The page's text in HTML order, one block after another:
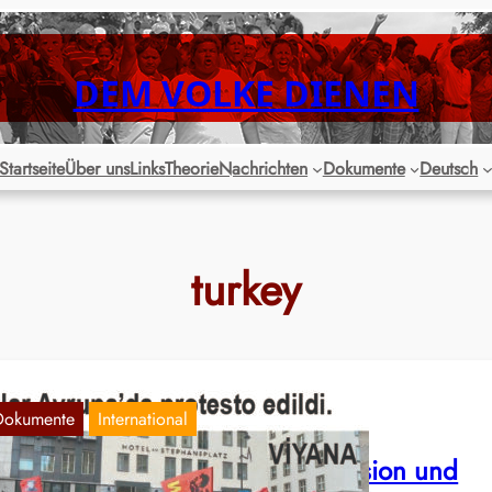
DEM VOLKE DIENEN
StartseiteÜber unsLinksTheorieNachrichten Dokumente Deutsch
turkey
International
Haber: Gegen die Repression und